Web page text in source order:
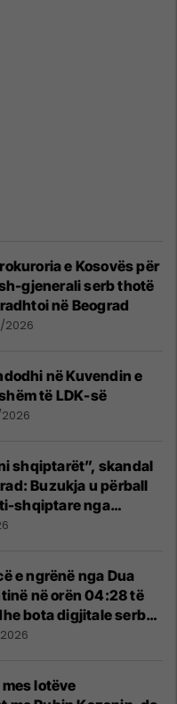
e Kosovës për
gjenerali serb thotë
në Beograd
2026
në Kuvendin e
të LDK-së
shqiptarët”, skandal
Buzukja u përball
shqiptare nga
e ngrënë nga Dua
në orën 04:28 të
bota digjitale serbe
e luftës
lotëve